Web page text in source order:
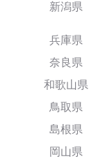
新潟県
兵庫県
奈良県
和歌山県
鳥取県
島根県
岡山県